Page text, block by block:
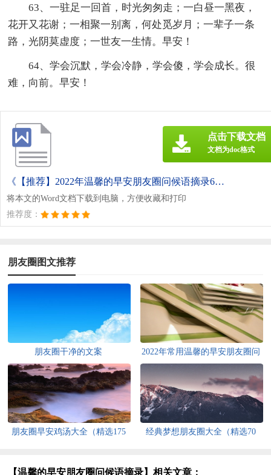
63、一驻足一回首，时光匆匆走；一白昼一黑夜，
花开又花谢；一相聚一别离，何处觅岁月；一辈子一条
路，光阴莫虚度；一世友一生情。早安！
64、学会沉默，学会冷静，学会傻，学会成长。很
难，向前。早安！
《【推荐】2022年温馨的早安朋友圈问候语摘录64句.doc》
将本文的Word文档下载到电脑，方便收藏和打印
推荐度：
点击下载文档
文档为doc格式
朋友圈图文推荐
朋友圈干净的文案
2022年常用温馨的早安朋友圈问
候语23句
朋友圈早安鸡汤大全（精选175
经典梦想朋友圈大全（精选70
【温馨的早安朋友圈问候语摘录】相关文章：